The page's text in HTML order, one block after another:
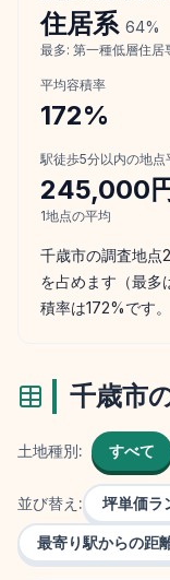
住居系 64%
最多: 第一種低層住居
平均容積率
172%
駅徒歩5分以内の地点
245,000
1地点の平均
千歳市の調査地点
を占めます（最多
積率は172%です。
千歳市
土地種別: すべて
並び替え: 坪単価ラ
最寄り駅からの距